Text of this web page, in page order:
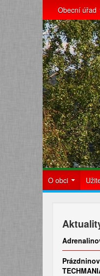
Obecní úřad
O obci